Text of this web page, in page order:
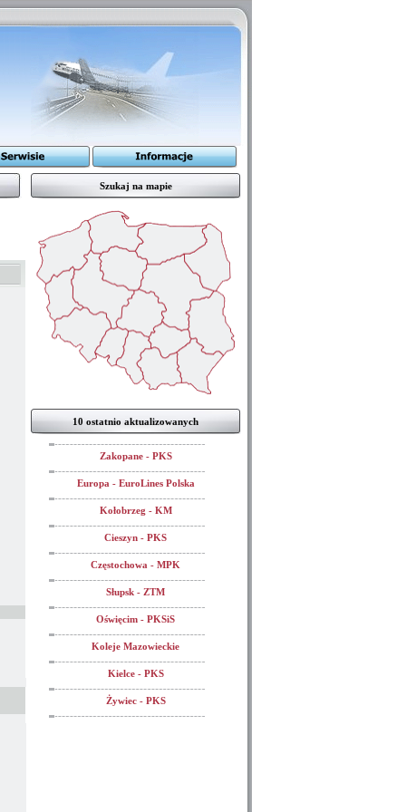
Szukaj na mapie
10 ostatnio aktualizowanych
Zakopane - PKS
Europa - EuroLines Polska
Kołobrzeg - KM
Cieszyn - PKS
Częstochowa - MPK
Słupsk - ZTM
Oświęcim - PKSiS
Koleje Mazowieckie
Kielce - PKS
Żywiec - PKS